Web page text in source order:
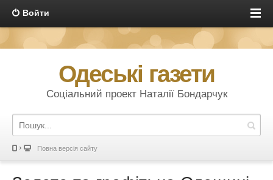
Войти
Одеські газети
Соціальний проект Наталії Бондарчук
Повна версія сайту